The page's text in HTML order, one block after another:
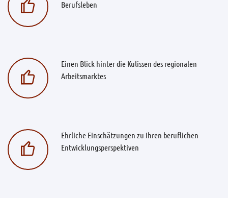
Berufsleben
Einen Blick hinter die Kulissen des regionalen
Arbeitsmarktes
Ehrliche Einschätzungen zu Ihren beruflichen
Entwicklungsperspektiven